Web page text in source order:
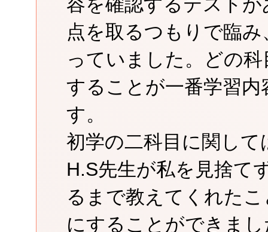
点を取るつもりで臨
っていました。どの
することが一番学習
す。
初学の二科目に関して
H.S先生が私を見捨て
るまで教えてくれた
にすることができま